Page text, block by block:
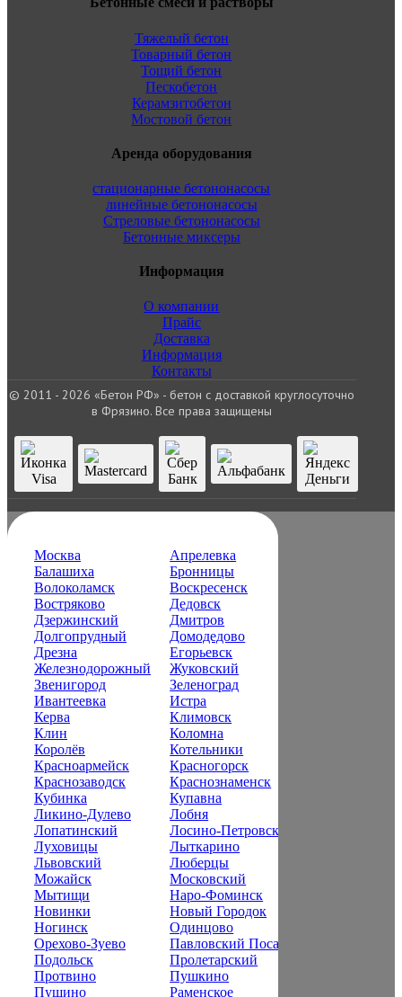
Тяжелый бетон
Товарный бетон
Тощий бетон
Пескобетон
Керамзитобетон
Мостовой бетон
Аренда оборудования
стационарные бетононасосы
линейные бетононасосы
Стреловые бетононасосы
Бетонные миксеры
Информация
О компании
Прайс
Доставка
Информация
Контакты
© 2011 - 2026 «Бетон РФ» - бетон с доставкой круглосуточно
в Фрязино. Все права защищены
Москва
Апрелевка
Балашиха
Бронницы
Волоколамск
Воскресенск
Востряково
Дедовск
Дзержинский
Дмитров
Долгопрудный
Домодедово
Дрезна
Егорьевск
Железнодорожный
Жуковский
Звенигород
Зеленоград
Ивантеевка
Истра
Керва
Климовск
Клин
Коломна
Королёв
Котельники
Красноармейск
Красногорск
Краснозаводск
Краснознаменск
Кубинка
Купавна
Ликино-Дулево
Лобня
Лопатинский
Лосино-Петровский
Луховицы
Лыткарино
Львовский
Люберцы
Можайск
Московский
Мытищи
Наро-Фоминск
Новинки
Новый Городок
Ногинск
Одинцово
Орехово-Зуево
Павловский Посад
Подольск
Пролетарский
Протвино
Пушкино
Пущино
Раменское